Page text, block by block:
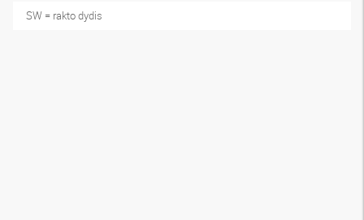
SW = rakto dydis